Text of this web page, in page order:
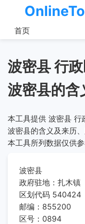
首页
波密县的含
本工具提供 波密县 行
波密县的含义及来历
本工具所列数据仅供
波密县
政府驻地：扎木镇
区划代码 540424
邮编：855200
区号：0894